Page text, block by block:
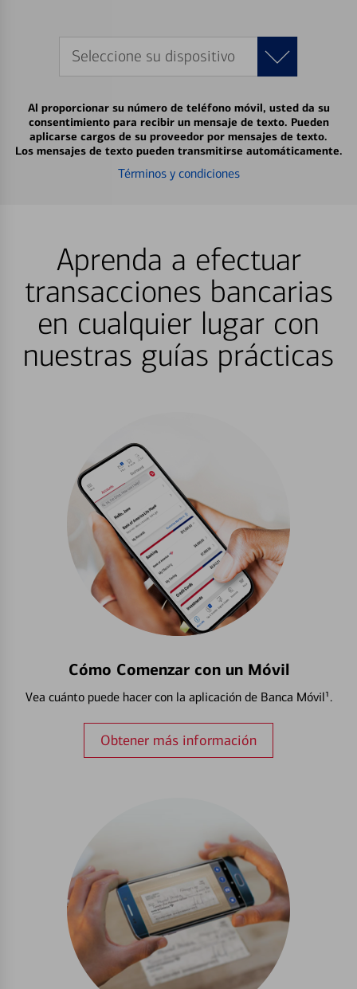
Seleccione su dispositivo
Al proporcionar su número de teléfono móvil, usted da su
consentimiento para recibir un mensaje de texto. Pueden
aplicarse cargos de su proveedor por mensajes de texto.
Los mensajes de texto pueden transmitirse automáticamente.
Términos y condiciones
Aprenda a efectuar
transacciones bancarias
en cualquier lugar con
nuestras guías prácticas
Cómo Comenzar con un Móvil
Vea cuánto puede hacer con la aplicación de Banca Móvil¹.
Obtener más información